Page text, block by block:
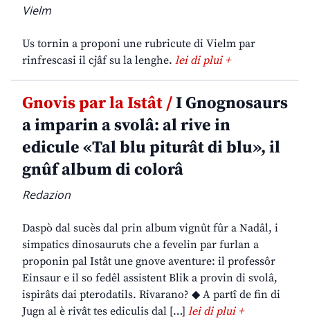
Vielm
Us tornin a proponi une rubricute di Vielm par
rinfrescasi il cjâf su la lenghe. lei di plui +
Gnovis par la Istât /I Gnognosaurs
a imparin a svolâ: al rive in
edicule «Tal blu piturât di blu», il
gnûf album di colorâ
Redazion
Daspò dal sucès dal prin album vignût fûr a Nadâl, i
simpatics dinosauruts che a fevelin par furlan a
proponin pal Istât une gnove aventure: il professôr
Einsaur e il so fedêl assistent Blik a provin di svolâ,
ispirâts dai pterodatils. Rivarano? ◆ A partî de fin di
Jugn al è rivât tes ediculis dal […] lei di plui +